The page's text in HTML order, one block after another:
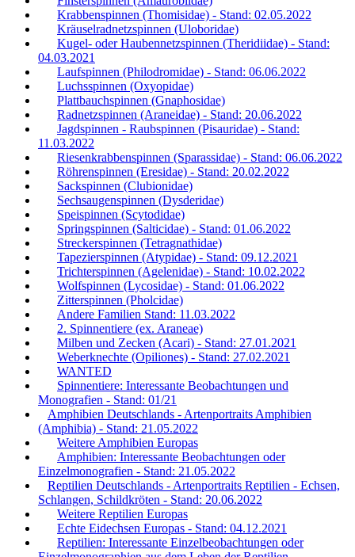
Krabbenspinnen (Thomisidae) - Stand: 02.05.2022
Kräuselradnetzspinnen (Uloboridae)
Kugel- oder Haubennetzspinnen (Theridiidae) - Stand:
04.03.2021
Laufspinnen (Philodromidae) - Stand: 06.06.2022
Luchsspinnen (Oxyopidae)
Plattbauchspinnen (Gnaphosidae)
Radnetzspinnen (Araneidae) - Stand: 20.06.2022
Jagdspinnen - Raubspinnen (Pisauridae) - Stand:
11.03.2022
Riesenkrabbenspinnen (Sparassidae) - Stand: 06.06.2022
Röhrenspinnen (Eresidae) - Stand: 20.02.2022
Sackspinnen (Clubionidae)
Sechsaugenspinnen (Dysderidae)
Speispinnen (Scytodidae)
Springspinnen (Salticidae) - Stand: 01.06.2022
Streckerspinnen (Tetragnathidae)
Tapezierspinnen (Atypidae) - Stand: 09.12.2021
Trichterspinnen (Agelenidae) - Stand: 10.02.2022
Wolfspinnen (Lycosidae) - Stand: 01.06.2022
Zitterspinnen (Pholcidae)
Andere Familien Stand: 11.03.2022
2. Spinnentiere (ex. Araneae)
Milben und Zecken (Acari) - Stand: 27.01.2021
Weberknechte (Opiliones) - Stand: 27.02.2021
WANTED
Spinnentiere: Interessante Beobachtungen und
Monografien - Stand: 01/21
Amphibien Deutschlands - Artenportraits Amphibien
(Amphibia) - Stand: 21.05.2022
Weitere Amphibien Europas
Amphibien: Interessante Beobachtungen oder
Einzelmonografien - Stand: 21.05.2022
Reptilien Deutschlands - Artenportraits Reptilien - Echsen,
Schlangen, Schildkröten - Stand: 20.06.2022
Weitere Reptilien Europas
Echte Eidechsen Europas - Stand: 04.12.2021
Reptilien: Interessante Einzelbeobachtungen oder